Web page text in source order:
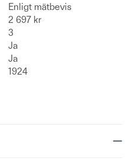
Enligt mätbevis
2 697 kr
3
Ja
Ja
1924